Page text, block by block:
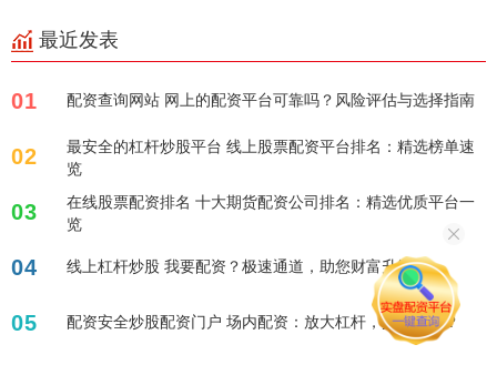
最近发表
01 配资查询网站 网上的配资平台可靠吗？风险评估与选择指南
02
最安全的杠杆炒股平台 线上股票配资平台排名：精选榜单速
览
03
在线股票配资排名 十大期货配资公司排名：精选优质平台一
览
04 线上杠杆炒股 我要配资？极速通道，助您财富升级！
05 配资安全炒股配资门户 场内配资：放大杠杆，掘金股市？